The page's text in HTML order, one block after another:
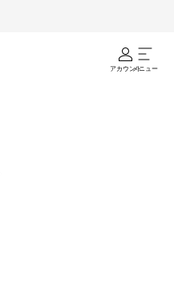
アカウントメニュー